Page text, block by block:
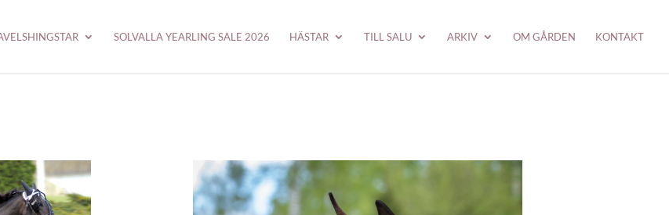
SOLVALLA YEARLING SALE 2026 HÄSTAR TILL SALU ARKIV OM GÅRDEN KONTAKT